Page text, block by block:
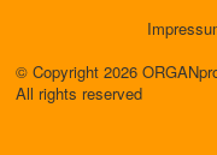
© Copyright 2026
All rights reserved